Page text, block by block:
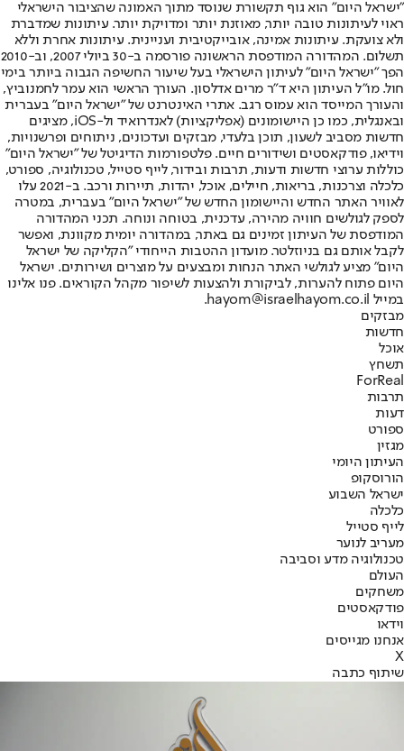
"ישראל היום" הוא גוף תקשורת שנוסד מתוך האמונה שהציבור הישראלי
ראוי לעיתונות טובה יותר, מאוזנת יותר ומדויקת יותר. עיתונות שמדברת
ולא צועקת. עיתונות אמינה, אובייקטיבית ועניינית. עיתונות אחרת וללא
תשלום. המהדורה המודפסת הראשונה פורסמה ב-30 ביולי 2007, וב-2010
הפך "ישראל היום" לעיתון הישראלי בעל שיעור החשיפה הגבוה ביותר בימי
חול. מו"ל העיתון היא ד"ר מרים אדלסון. העורך הראשי הוא עמר לחמנוביץ,
והעורך המייסד הוא עמוס רגב. אתרי האינטרנט של "ישראל היום" בעברית
ובאנגלית, כמו כן היישומונים (אפליקציות) לאנדרואיד ול-iOS, מציגים
חדשות מסביב לשעון, תוכן בלעדי, מבזקים ועדכונים, ניתוחים ופרשנויות,
וידיאו, פודקאסטים ושידורים חיים. פלטפורמות הדיגיטל של "ישראל היום"
כוללות ערוצי חדשות ודעות, תרבות ובידור, לייף סטייל, טכנולוגיה, ספורט,
כלכלה וצרכנות, בריאות, חיילים, אוכל, יהדות, תיירות ורכב. ב-2021 עלו
לאוויר האתר החדש והיישומון החדש של "ישראל היום" בעברית, במטרה
לספק לגולשים חוויה מהירה, עדכנית, בטוחה ונוחה. תכני המהדורה
המודפסת של העיתון זמינים גם באתר, במהדורה יומית מקוונת, ואפשר
לקבל אותם גם בניוזלטר. מועדון ההטבות הייחודי "הקליקה של ישראל
היום" מציע לגולשי האתר הנחות ומבצעים על מוצרים ושירותים. ישראל
היום פתוח להערות, לביקורת ולהצעות לשיפור מקהל הקוראים. פנו אלינו
במייל hayom@israelhayom.co.il.
מבזקים
חדשות
אוכל
תשחץ
ForReal
תרבות
דעות
ספורט
מגזין
העיתון היומי
הורוסקופ
ישראל השבוע
כלכלה
לייף סטייל
מעריב לנוער
טכנולוגיה מדע וסביבה
העולם
משחקים
פודקאסטים
וידאו
אנחנו מגייסים
X
שיתוף כתבה